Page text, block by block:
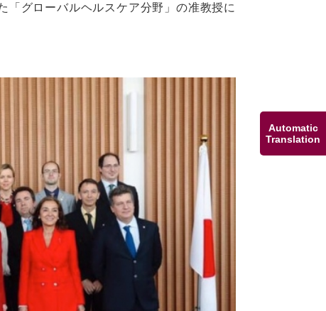
Automatic
Translation
「グローバルヘルスケア分野」の准教授に